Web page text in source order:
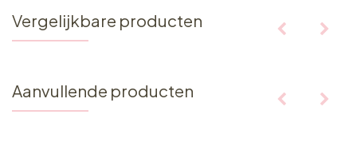
Vergelijkbare producten
Aanvullende producten